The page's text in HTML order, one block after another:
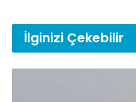
İlginizi Çekebilir